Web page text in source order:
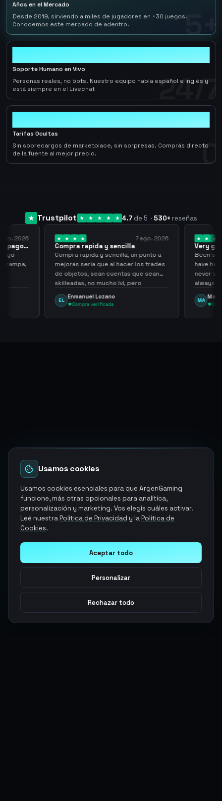
5+
Años en el Mercado
Desde 2019, sirviendo a miles de jugadores en +30 juegos.
Conocemos este mercado de adentro.
24/7
Soporte Humano en Vivo
Personas reales, no bots. Nuestro equipo habla español e inglés y
está siempre en el Livechat
0
Tarifas Ocultas
Sin sobrecargos de marketplace, sin sorpresas. Comprás directo
de la fuente al mejor precio.
Trustpilot 4.7 de 5 · 530+ reseñas
2026
pago…
trampa,
7 ago. 2026
Compra rapida y sencilla
Compra rapida y sencilla, un punto a
mejoras seria que al hacer los trades
de objetos, sean cuentas que sean
skilleadas, no mucho lvl, pero
tampoco una lvl 3, ya que puede
comprometer mi cuenta
EL
Enmanuel Lozano
Compra verificada
Very
Been
have
never
always
MA
Usamos cookies
Usamos cookies esenciales para que ArgenGaming
funcione, más otras opcionales para analítica,
personalización y marketing. Vos elegís cuáles activar.
Leé nuestraPolítica de Privacidad y laPolítica de
Cookies.
Aceptar todo
Personalizar
Rechazar todo